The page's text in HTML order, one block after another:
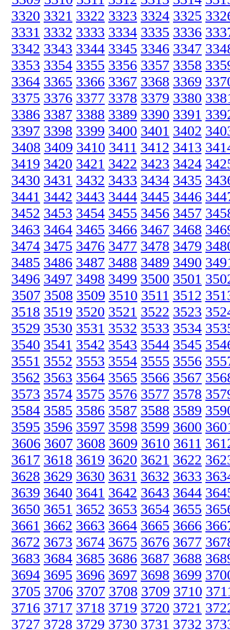
3320 3321 3322 3323 3324 3325
3331 3332 3333 3334 3335 3336
3342 3343 3344 3345 3346 3347
3353 3354 3355 3356 3357 3358
3364 3365 3366 3367 3368 3369
3375 3376 3377 3378 3379 3380
3386 3387 3388 3389 3390 3391
3397 3398 3399 3400 3401 3402
3408 3409 3410 3411 3412 3413
3419 3420 3421 3422 3423 3424
3430 3431 3432 3433 3434 3435
3441 3442 3443 3444 3445 3446
3452 3453 3454 3455 3456 3457
3463 3464 3465 3466 3467 3468
3474 3475 3476 3477 3478 3479
3485 3486 3487 3488 3489 3490
3496 3497 3498 3499 3500 3501
3507 3508 3509 3510 3511 3512
3518 3519 3520 3521 3522 3523
3529 3530 3531 3532 3533 3534
3540 3541 3542 3543 3544 3545
3551 3552 3553 3554 3555 3556
3562 3563 3564 3565 3566 3567
3573 3574 3575 3576 3577 3578
3584 3585 3586 3587 3588 3589
3595 3596 3597 3598 3599 3600
3606 3607 3608 3609 3610 3611
3617 3618 3619 3620 3621 3622
3628 3629 3630 3631 3632 3633
3639 3640 3641 3642 3643 3644
3650 3651 3652 3653 3654 3655
3661 3662 3663 3664 3665 3666
3672 3673 3674 3675 3676 3677
3683 3684 3685 3686 3687 3688
3694 3695 3696 3697 3698 3699
3705 3706 3707 3708 3709 3710
3716 3717 3718 3719 3720 3721
3727 3728 3729 3730 3731 3732